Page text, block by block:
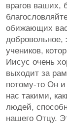
врагов ваших,
обижающих
добровольное,
учеников,
Иисус очень
выходит за
потому-то Он и
нас такими,
людей,
нашего Отцу.